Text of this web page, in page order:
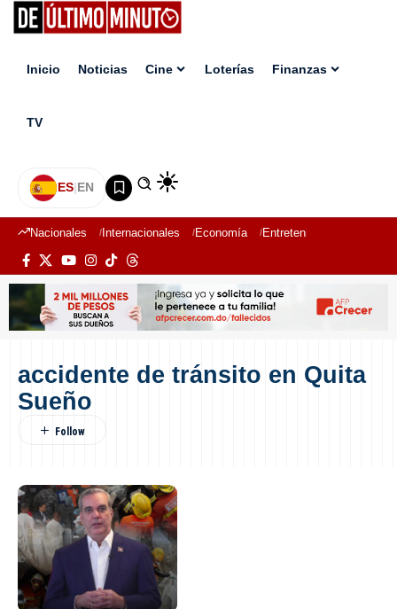
Inicio Noticias Cine Loterías Finanzas
TV
ES|EN
Nacionales Internacionales Economía Entretenimiento
accidente de tránsito en Quita
Sueño